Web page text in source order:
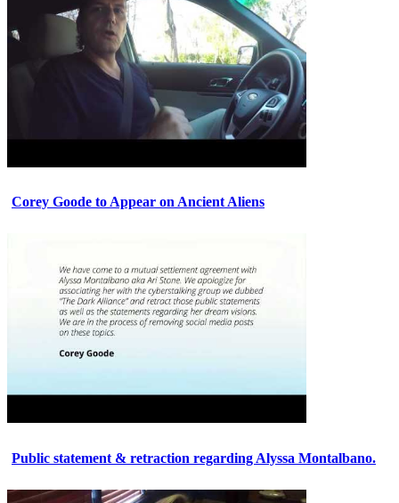
Corey Goode to Appear on Ancient Aliens
Public statement & retraction regarding Alyssa Montalbano.